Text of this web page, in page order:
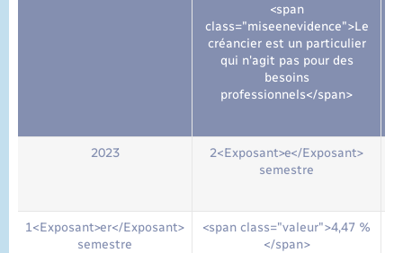
<span
class="miseenevidence">Le
créancier est un particulier
qui n'agit pas pour des
besoins
professionnels</span>
2023
2<Exposant>e</Exposant>
semestre
1<Exposant>er</Exposant>
semestre
<span class="valeur">4,47 %
</span>